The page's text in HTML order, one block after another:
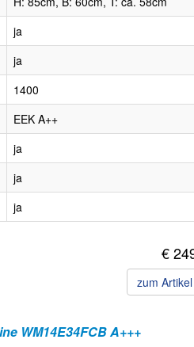
ja
ja
1400
EEK A++
ja
ja
ja
€
zum
WM14E34FCB A+++